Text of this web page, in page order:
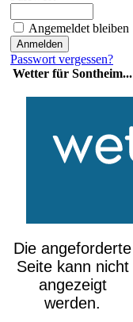
Angemeldet bleiben
Passwort vergessen?
Wetter für Sontheim...